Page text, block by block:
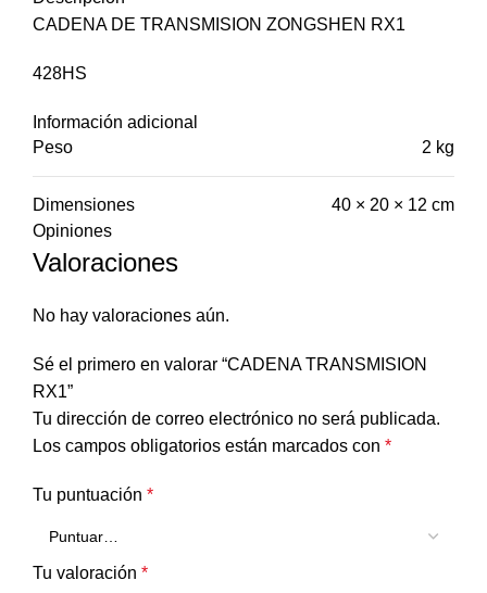
CADENA DE TRANSMISION ZONGSHEN RX1
428HS
Información adicional
Peso
2 kg
Dimensiones
40 × 20 × 12 cm
Opiniones
Valoraciones
No hay valoraciones aún.
Sé el primero en valorar “CADENA TRANSMISION
RX1”
Tu dirección de correo electrónico no será publicada.
Los campos obligatorios están marcados con *
Tu puntuación *
Tu valoración *